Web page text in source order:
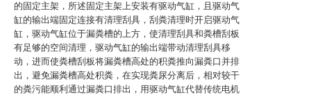
的固定主架，所述固定主架上安装有驱动气缸，且驱动气
缸的输出端固定连接有清理刮具，刮粪清理时开启驱动气
缸，驱动气缸位于漏粪槽的上方，使清理刮具和粪槽刮板
有足够的空间清理，驱动气缸的输出端带动清理刮具移
动，进而使粪槽刮板将漏粪槽高处的积粪推向漏粪口并排
出，避免漏粪槽高处积粪，在实现粪尿分离后，相对较干
的粪污能顺利通过漏粪口排出，用驱动气缸代替传统电机